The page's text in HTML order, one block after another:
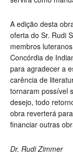
A edição desta
oferta do Sr. Rudi
membros
Concórdia de
para agradecer a
carência de
tornaram possível
desejo, todo
obra reverterá
financiar outras
Dr. Rudi Zimmer